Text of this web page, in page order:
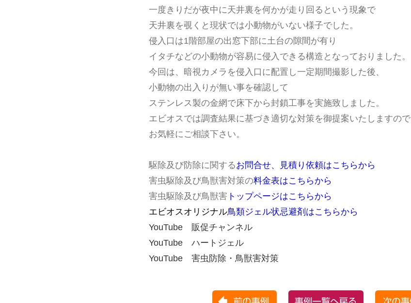
一度きりだが夜中に天井裏を何かが走り回るという現象で
天井裏を覗くと現状では小動物がいない様子でした。
侵入口は1階部屋の出窓下部に土台の隙間が有り
イタチなどの小動物が容易に侵入できる構造となっておりました。
今回は、暗視カメラを侵入口に配置し一定期間撮影した後、
小動物の出入りが無い事を確認して
ステンレス製の金網で床下から封鎖工事を実施致しました。
エビオスでは調査結果に基づき適切な対策を御提案いたしますので
お気軽にご相談下さい。
駆除及び防除に関するお問合せ、見積り依頼はこちらから
害虫駆除及び鳥獣害対策の料金表はこちらから
害虫駆除及び鳥獣害 トップページはこちらから
エビオスオリジナル鳥類ジェル状忌避剤はこちらから
YouTube 販促チャンネル
YouTube ハートジェル
YouTube 害虫防除・鳥獣害対策